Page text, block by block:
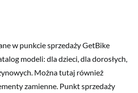
w punkcie sprzedaży GetBike
modeli: dla dzieci, dla dorosłych,
Można tutaj również
zamienne. Punkt sprzedaży